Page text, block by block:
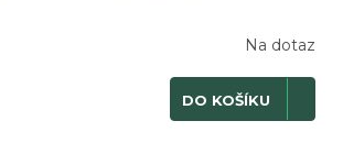
Na dotaz
DO KOŠÍKU